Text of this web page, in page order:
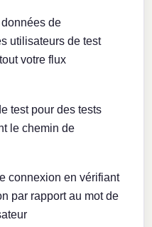
de
utilisateurs de test
votre flux
test pour des tests
le chemin de
connexion en vérifiant
par rapport au mot de